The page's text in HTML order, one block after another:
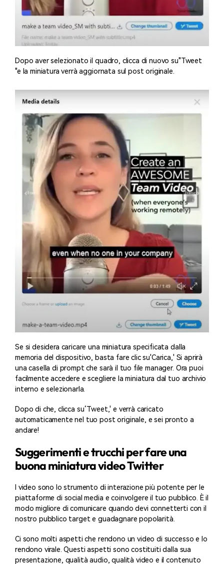
Dopo aver selezionato il quadro, clicca di nuovo su"Tweet
"e la miniatura verrà aggiornata sul post originale.
Se si desidera caricare una miniatura specificata dalla
memoria del dispositivo, basta fare clic su'Carica,' Si aprirà
una casella di prompt che sarà il tuo file manager. Ora puoi
facilmente accedere e scegliere la miniatura dal tuo archivio
interno e selezionarla.
Dopo di che, clicca su‘Tweet,' e verrà caricato
automaticamente nel tuo post originale, e sei pronto a
andare!
Suggerimenti e trucchi per fare una
buona miniatura video Twitter
I video sono lo strumento di interazione più potente per le
piattaforme di social media e coinvolgere il tuo pubblico. È il
modo migliore di comunicare quando devi connetterti con il
nostro pubblico target e guadagnare popolarità.
Ci sono molti aspetti che rendono un video di successo e lo
rendono virale. Questi aspetti sono costituiti dalla sua
presentazione, qualità audio, qualità video e il contenuto